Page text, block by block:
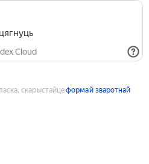
Cloud
скарыстайцеформай зваротнай